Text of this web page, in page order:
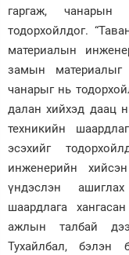
гаргаж, чанарын
тодорхойлдог.
материалын
замын
чанарыг нь
далан хийхэд даац
техникийн
эсэхийг
инженерийн
үндэслэн
шаардлага
ажлын талбай
Тухайлбал, бэлэн